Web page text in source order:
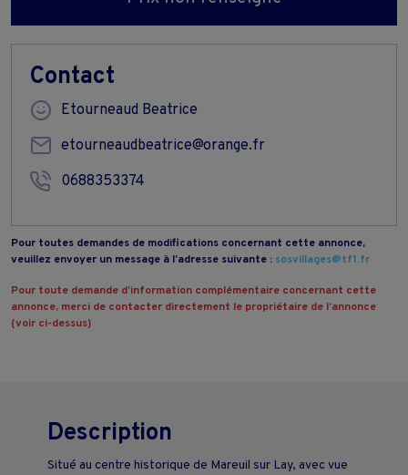
Contact
Etourneaud Beatrice
etourneaudbeatrice@orange.fr
0688353374
Pour toutes demandes de modifications concernant cette annonce,
veuillez envoyer un message à l’adresse suivante : sosvillages@tf1.fr
Pour toute demande d’information complémentaire concernant cette
annonce, merci de contacter directement le propriétaire de l’annonce
(voir ci-dessus)
Description
Situé au centre historique de Mareuil sur Lay, avec vue